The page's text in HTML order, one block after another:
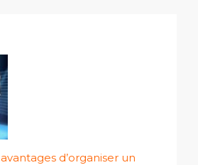
d’organiser un